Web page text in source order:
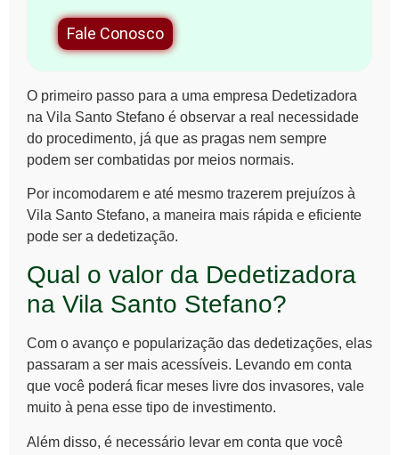
Fale Conosco
O primeiro passo para a uma empresa Dedetizadora
na Vila Santo Stefano é observar a real necessidade
do procedimento, já que as pragas nem sempre
podem ser combatidas por meios normais.
Por incomodarem e até mesmo trazerem prejuízos à
Vila Santo Stefano, a maneira mais rápida e eficiente
pode ser a dedetização.
Qual o valor da Dedetizadora
na Vila Santo Stefano?
Com o avanço e popularização das dedetizações, elas
passaram a ser mais acessíveis. Levando em conta
que você poderá ficar meses livre dos invasores, vale
muito à pena esse tipo de investimento.
Além disso, é necessário levar em conta que você